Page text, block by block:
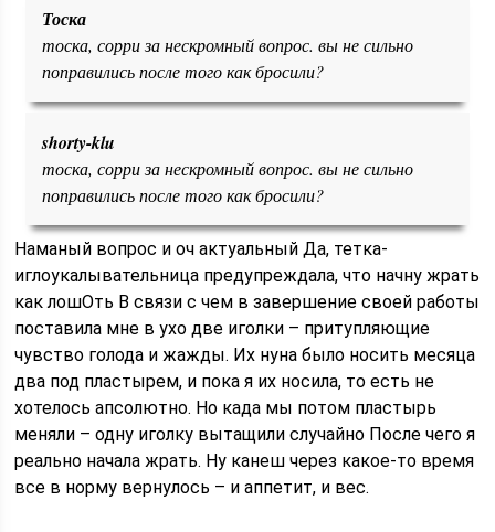
Тоска
тоска, сорри за нескромный вопрос. вы не сильно
поправились после того как бросили?
shorty-klu
тоска, сорри за нескромный вопрос. вы не сильно
поправились после того как бросили?
Наманый вопрос и оч актуальныйДа, тетка-
иглоукалывательница предупреждала, что начну жрать
как лошОть В связи с чем в завершение своей работы
поставила мне в ухо две иголки – притупляющие
чувство голода и жажды. Их нуна было носить месяца
два под пластырем, и пока я их носила, то есть не
хотелось апсолютно. Но када мы потом пластырь
меняли – одну иголку вытащили случайно После чего я
реально начала жрать. Ну канеш через какое-то время
все в норму вернулось – и аппетит, и вес.